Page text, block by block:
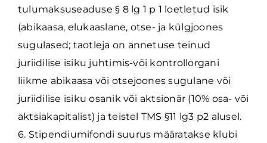
tulumaksuseaduse § 8 lg 1 p 1 loetletud isik
(abikaasa, elukaaslane, otse- ja külgjoones
sugulased; taotleja on annetuse teinud
juriidilise isiku juhtimis-või kontrollorgani
liikme abikaasa või otsejoones sugulane või
juriidilise isiku osanik või aktsionär (10% osa- või
aktsiakapitalist) ja teistel TMS §11 lg3 p2 alusel.
6. Stipendiumifondi suurus määratakse klubi